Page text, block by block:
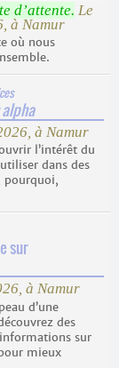
d’attente. Le
à Namur
où nous
à Namur
l’intérêt du
dans des
pourquoi,
sur
à Namur
d’une
des
sur
mieux